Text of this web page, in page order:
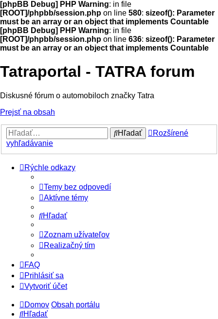
[phpBB Debug] PHP Warning: in file
[ROOT]/phpbb/session.php on line 580: sizeof(): Parameter
must be an array or an object that implements Countable
[phpBB Debug] PHP Warning: in file
[ROOT]/phpbb/session.php on line 636: sizeof(): Parameter
must be an array or an object that implements Countable
Tatraportal - TATRA forum
Diskusné fórum o automobiloch značky Tatra
Prejsť na obsah
Hľadať
Rozšírené
vyhľadávanie
Rýchle odkazy
Temy bez odpovedí
Aktívne témy
Hľadať
Zoznam užívateľov
Realizačný tím
FAQ
Prihlásiť sa
Vytvoriť účet
Domov Obsah portálu
Hľadať